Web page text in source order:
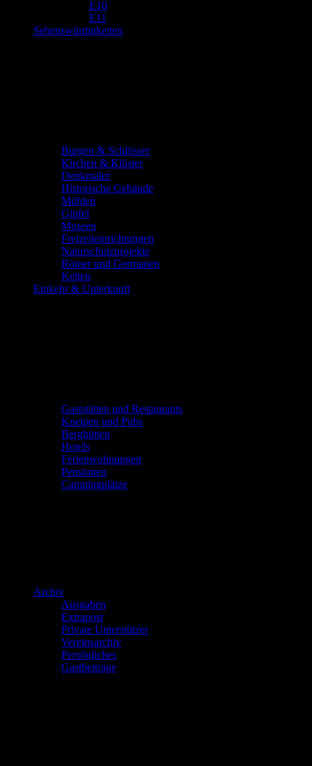
E10
E11
Sehenswürdigkeiten
Burgen & Schlösser
Kirchen & Klöster
Denkmäler
Historische Gebäude
Mühlen
Gipfel
Museen
Freizeiteinrichtungen
Naturschutzprojekte
Römer und Germanen
Kelten
Einkehr & Unterkunft
Gaststätten und Restaurants
Kneipen und Pubs
Berghütten
Hotels
Ferienwohnungen
Pensionen
Campingplätze
Archiv
Ausgaben
Extrapost
Private Unterstützer
Vereinsarchiv
Persönliches
Gastbeiträge